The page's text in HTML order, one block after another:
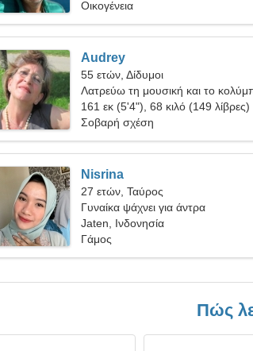
Οικογένεια
Audrey
55 ετών, Δίδυμοι
Λατρεύω τη μουσική και το
161 εκ (5'4"), 68 κιλό (149 λίβρες)
Σοβαρή σχέση
Nisrina
27 ετών, Ταύρος
Γυναίκα ψάχνει για άντρα
Jaten, Ινδονησία
Γάμος
Πώς